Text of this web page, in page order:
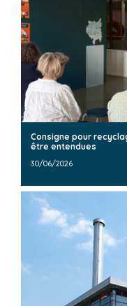
Consigne pour
être entendues
30/06/2026